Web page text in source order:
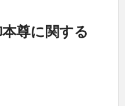
本尊に関する